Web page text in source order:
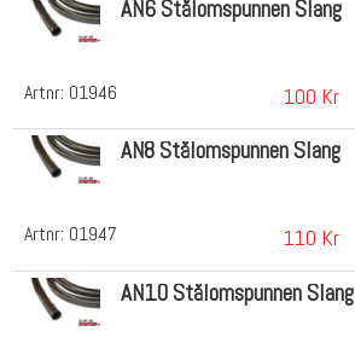
Artnr: 01946
AN6 Stålomspunnen Slang
100 Kr
Artnr: 01947
AN8 Stålomspunnen Slang
110 Kr
AN10 Stålomspunnen Slang